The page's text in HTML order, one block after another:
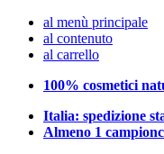
al menù principale
al contenuto
al carrello
100% cosmetici
Italia: spedizione
Almeno 1